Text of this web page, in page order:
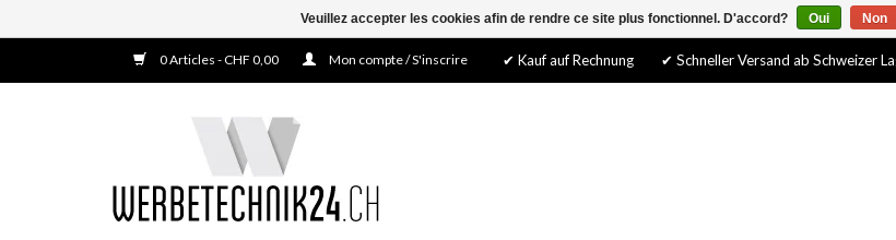
0 Articles - CHF 0,00 Mon compte / S'inscrire ✔ Kauf auf Rechnung ✔ Schneller Versand ab Schweizer
Veuillez accepter les cookies afin de rendre ce site plus fonctionnel. D'accord? Oui Non